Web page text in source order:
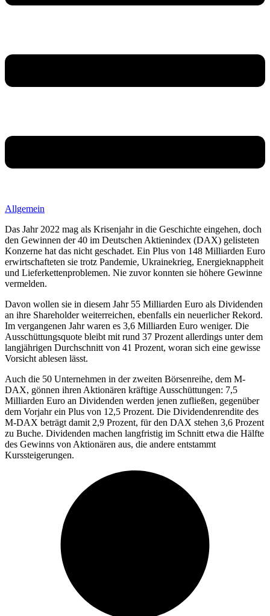
Allgemein
Das Jahr 2022 mag als Krisenjahr in die Geschichte eingehen, doch
den Gewinnen der 40 im Deutschen Aktienindex (DAX) gelisteten
Konzerne hat das nicht geschadet. Ein Plus von 148 Milliarden Euro
erwirtschafteten sie trotz Pandemie, Ukrainekrieg, Energieknappheit
und Lieferkettenproblemen. Nie zuvor konnten sie höhere Gewinne
vermelden.
Davon wollen sie in diesem Jahr 55 Milliarden Euro als Dividenden
an ihre Shareholder weiterreichen, ebenfalls ein neuerlicher Rekord.
Im vergangenen Jahr waren es 3,6 Milliarden Euro weniger. Die
Ausschüttungsquote bleibt mit rund 37 Prozent allerdings unter dem
langjährigen Durchschnitt von 41 Prozent, woran sich eine gewisse
Vorsicht ablesen lässt.
Auch die 50 Unternehmen in der zweiten Börsenreihe, dem M-
DAX, gönnen ihren Aktionären kräftige Ausschüttungen: 7,5
Milliarden Euro an Dividenden werden jenen zufließen, gegenüber
dem Vorjahr ein Plus von 12,5 Prozent. Die Dividendenrendite des
M-DAX beträgt damit 2,9 Prozent, für den DAX stehen 3,6 Prozent
zu Buche. Dividenden machen langfristig im Schnitt etwa die Hälfte
des Gewinns von Aktionären aus, die andere entstammt
Kurssteigerungen.